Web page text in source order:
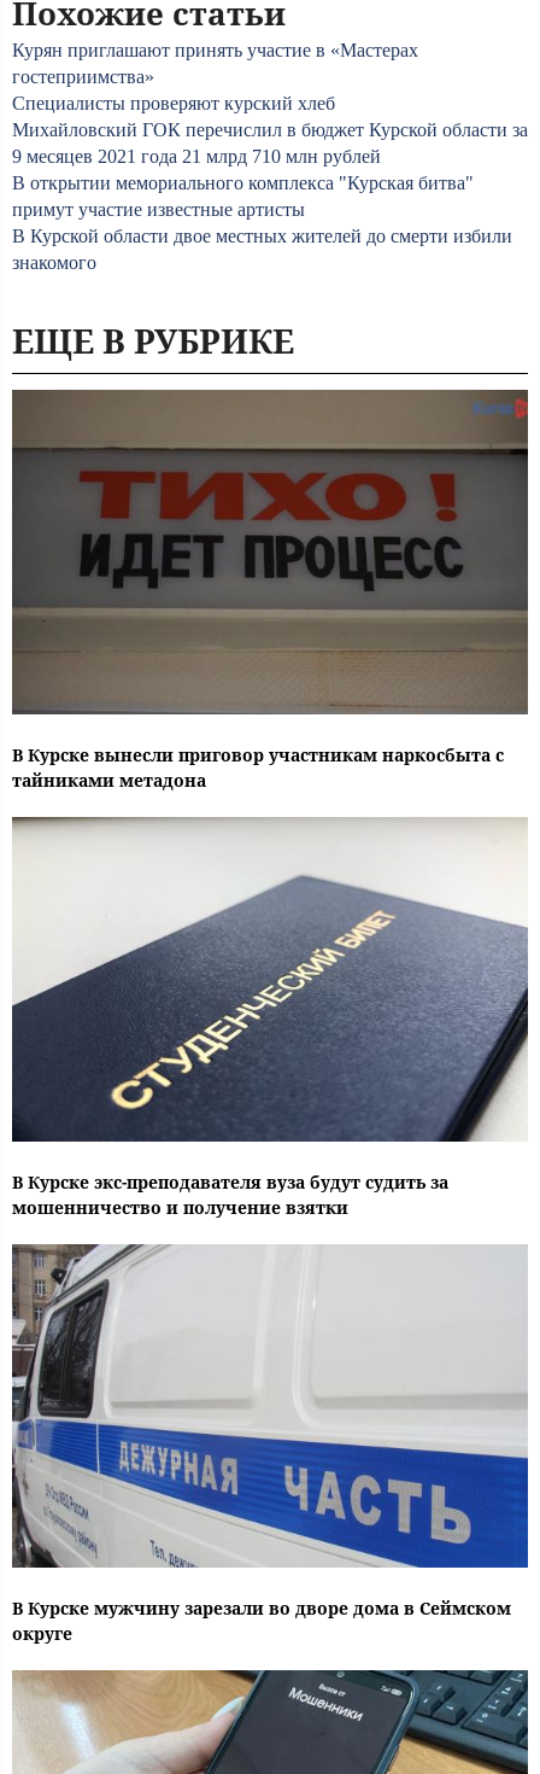
Похожие статьи
Курян приглашают принять участие в «Мастерах
гостеприимства»
Специалисты проверяют курский хлеб
Михайловский ГОК перечислил в бюджет Курской области за
9 месяцев 2021 года 21 млрд 710 млн рублей
В открытии мемориального комплекса "Курская битва"
примут участие известные артисты
В Курской области двое местных жителей до смерти избили
знакомого
ЕЩЕ В РУБРИКЕ
В Курске вынесли приговор участникам наркосбыта с
тайниками метадона
В Курске экс-преподавателя вуза будут судить за
мошенничество и получение взятки
В Курске мужчину зарезали во дворе дома в Сеймском
округе